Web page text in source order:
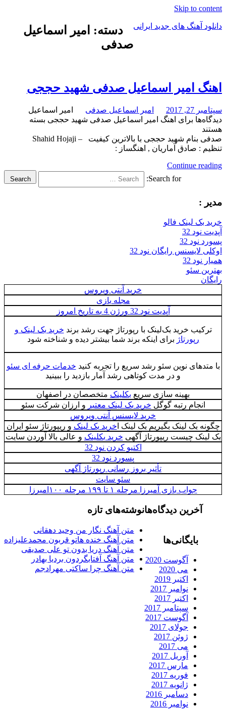
Skip to content
دانلود آهنگ های جدید ایرانی
موزیک
دسته: امیر اسماعیل
صدفی
اهنگ امیر اسماعیل صدفی شهید حججی
سپتامبر 27, 2017
امیر اسماعیل صدفی
دیدگاه‌ها برای اهنگ امیر اسماعیل صدفی شهید حججی بسته
هستند
امیر اسماعیل
صدفی بنام شهید حججی با بالاترین کیفیت – Shahid Hojaji
تنظیم : صادق آماریان , اهنگساز :
Continue reading
Search for:
Search
مدیر :
خرید بک لینک فالو
آپدیت نود 32
پسورد نود 32
اوکلی لایسنس رایگان نود 32
همیار نود 32
بهترین سئو
رایگان
خرید آنتی ویروس
مجله بازی
آپدیت نود 32 ورژن 4 به تاریخ امروز
ترکیب خرید بک‌لینک با رپورتاژ جهت رشد برند خرید بک لینک و
رپورتاژ برای اینکه برند شما بیشتر دیده و شناخته شود
با متدهای نوین سئو رشد سریع را تجربه کنید خدمات حرفه ای سئو
و در مدت کوتاهی رشد آمار بازدید را ببینید
بهینه سازی سریع بکلینک متخصصان در اصفهان
انجام رتبه گوگل خرید بک لینک معتبر و ارزان شرکت سئو
خرید لایسنس آنتی ویروس
چگونه بک لینک بگیریم بک لینک ا خرید بک لینک و ریپورتاژ سئو ایران
بک لینک چیست ریپورتاژ آگهی خرید بکلینک و عالی بالا آوردن سایت
اکتیو کردن نود 32
پسورد نود 32
تأثیر بروز رسانی رپورتاژ آگهی
سئو سایت
جواب بازی آمیرزا مرحله ۱ تا ۱۹۹ مرحله ۱۰۰امیرزا
نوشته‌های تازه
متن آهنگ نگار من وحید دهقانی
متن آهنگ خنده هاتو قربون محمدعلیزاده
متن آهنگ دریا بدون تو علی صدیقی
متن آهنگ آفتابگردون بردیا بهادر
متن آهنگ چرا ساکتی مهرادجم
آخرین دیدگاه‌ها
بایگانی‌ها
آگوست 2020
می 2020
اکتبر 2019
نوامبر 2017
اکتبر 2017
سپتامبر 2017
آگوست 2017
جولای 2017
ژوئن 2017
می 2017
آوریل 2017
مارس 2017
فوریه 2017
ژانویه 2017
دسامبر 2016
نوامبر 2016